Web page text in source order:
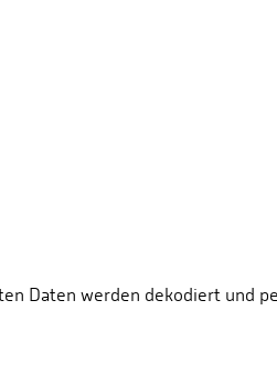
Daten werden dekodiert und